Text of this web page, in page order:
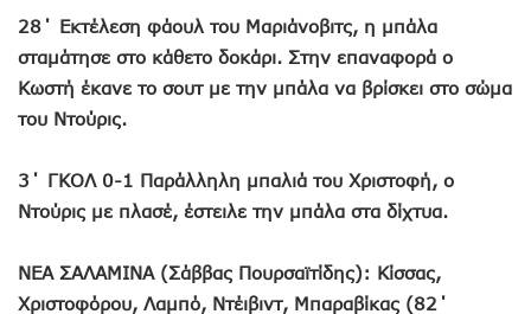
28΄ Εκτέλεση φάουλ του Μαριάνοβιτς, η μπάλα
σταμάτησε στο κάθετο δοκάρι. Στην επαναφορά ο
Κωστή έκανε το σουτ με την μπάλα να βρίσκει στο σώμα
του Ντούρις.
3΄ ΓΚΟΛ 0-1 Παράλληλη μπαλιά του Χριστοφή, ο
Ντούρις με πλασέ, έστειλε την μπάλα στα δίχτυα.
ΝΕΑ ΣΑΛΑΜΙΝΑ (Σάββας Πουρσαϊτίδης): Κίσσας,
Χριστοφόρου, Λαμπό, Ντέιβιντ, Μπαραβίκας (82΄